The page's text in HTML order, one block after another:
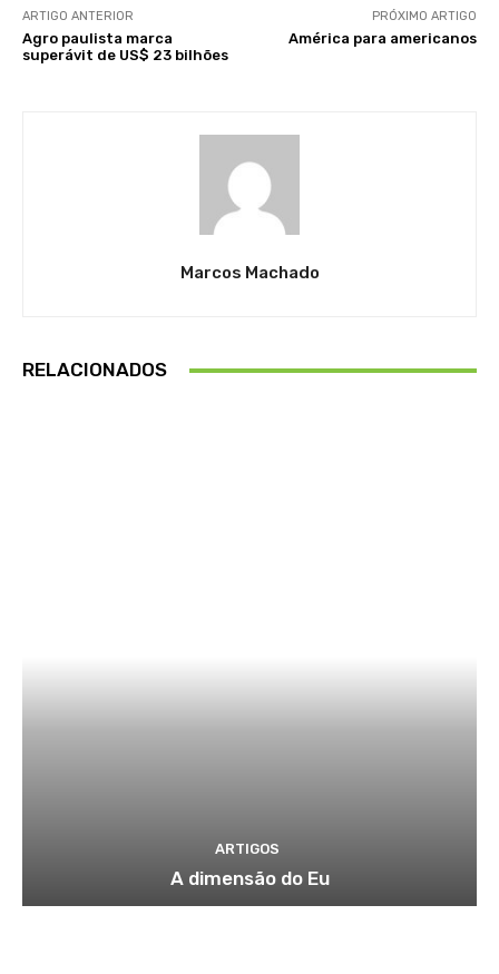
ARTIGO ANTERIOR
Agro paulista marca
superávit de US$ 23 bilhões
PRÓXIMO ARTIGO
América para americanos
Marcos Machado
RELACIONADOS
ARTIGOS
A dimensão do Eu